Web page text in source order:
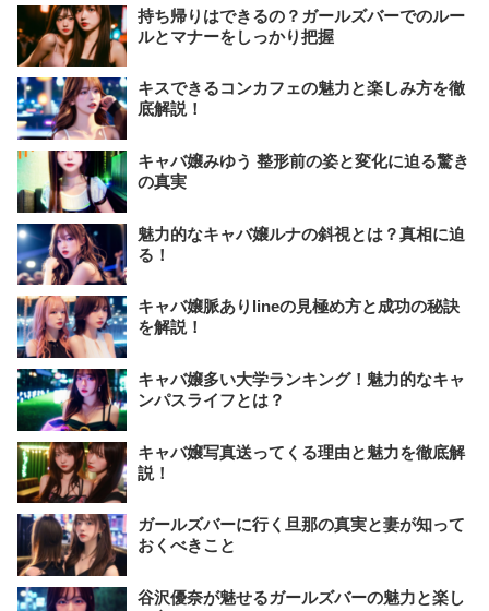
持ち帰りはできるの？ガールズバーでのルー
ルとマナーをしっかり把握
キスできるコンカフェの魅力と楽しみ方を徹
底解説！
キャバ嬢みゆう 整形前の姿と変化に迫る驚き
の真実
魅力的なキャバ嬢ルナの斜視とは？真相に迫
る！
キャバ嬢脈ありlineの見極め方と成功の秘訣
を解説！
キャバ嬢多い大学ランキング！魅力的なキャ
ンパスライフとは？
キャバ嬢写真送ってくる理由と魅力を徹底解
説！
ガールズバーに行く旦那の真実と妻が知って
おくべきこと
谷沢優奈が魅せるガールズバーの魅力と楽し